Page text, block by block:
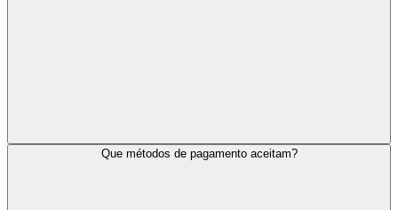
Que métodos de pagamento aceitam?